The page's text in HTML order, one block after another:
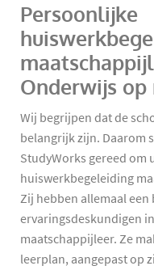
Persoonlijke
Onderwijs op
Wij begrijpen dat de
belangrijk zijn. Daarom
StudyWorks gereed om
huiswerkbegeleiding
Zij hebben allemaal een
ervaringsdeskundigen
maatschappijleer. Ze
leerplan, aangepast op